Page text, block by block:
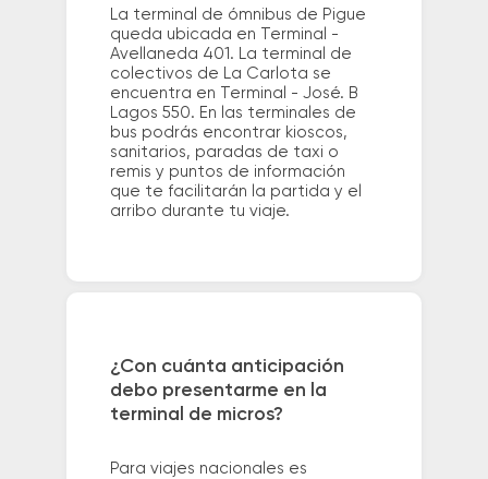
La terminal de ómnibus de Pigue
queda ubicada en Terminal -
Avellaneda 401. La terminal de
colectivos de La Carlota se
encuentra en Terminal - José. B
Lagos 550. En las terminales de
bus podrás encontrar kioscos,
sanitarios, paradas de taxi o
remis y puntos de información
que te facilitarán la partida y el
arribo durante tu viaje.
¿Con cuánta anticipación
debo presentarme en la
terminal de micros?
Para viajes nacionales es